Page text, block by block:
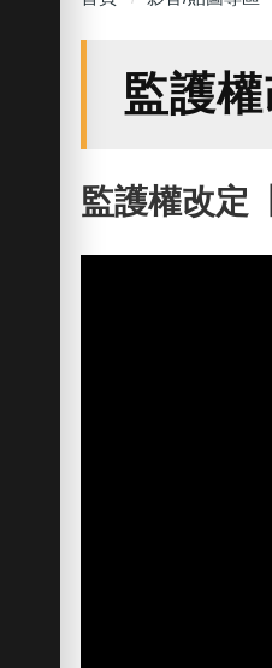
監護
監護權改定